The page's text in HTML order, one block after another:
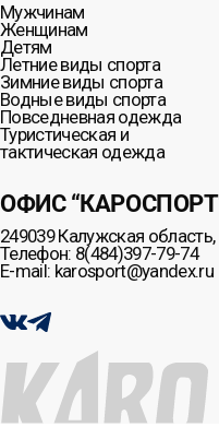
Мужчинам
Женщинам
Детям
Летние виды спорта
Зимние виды спорта
Водные виды спорта
Повседневная одежда
Туристическая и
тактическая одежда
ОФИС
249039 Калужская область,
Телефон: 8(484)397-79-74
E-mail: karosport@yandex.ru